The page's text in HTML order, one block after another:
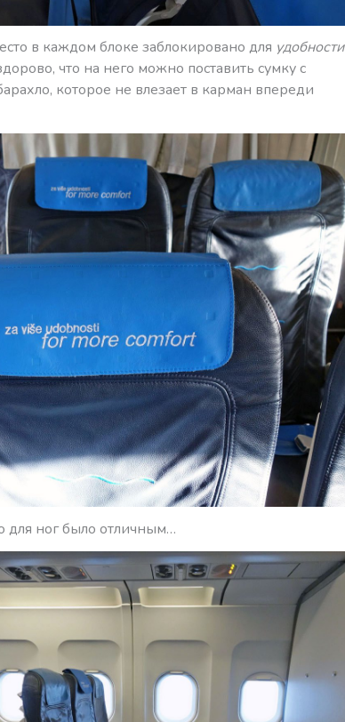
в каждом блоке заблокировано для удобности
что на него можно поставить сумку с
которое не влезает в карман впереди
для ног было отличным…